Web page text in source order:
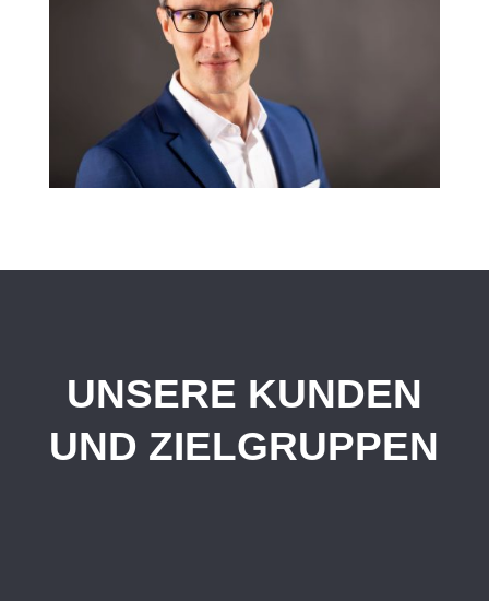
UNSERE KUNDEN
UND ZIELGRUPPEN